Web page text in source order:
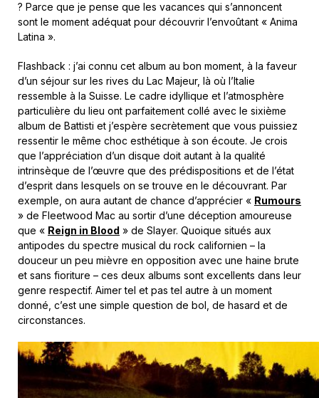
? Parce que je pense que les vacances qui s’annoncent
sont le moment adéquat pour découvrir l’envoûtant « Anima
Latina ».
Flashback : j’ai connu cet album au bon moment, à la faveur
d’un séjour sur les rives du Lac Majeur, là où l’Italie
ressemble à la Suisse. Le cadre idyllique et l’atmosphère
particulière du lieu ont parfaitement collé avec le sixième
album de Battisti et j’espère secrètement que vous puissiez
ressentir le même choc esthétique à son écoute. Je crois
que l’appréciation d’un disque doit autant à la qualité
intrinsèque de l’œuvre que des prédispositions et de l’état
d’esprit dans lesquels on se trouve en le découvrant. Par
exemple, on aura autant de chance d’apprécier « Rumours
» de Fleetwood Mac au sortir d’une déception amoureuse
que « Reign in Blood » de Slayer. Quoique situés aux
antipodes du spectre musical du rock californien – la
douceur un peu mièvre en opposition avec une haine brute
et sans fioriture – ces deux albums sont excellents dans leur
genre respectif. Aimer tel et pas tel autre à un moment
donné, c’est une simple question de bol, de hasard et de
circonstances.